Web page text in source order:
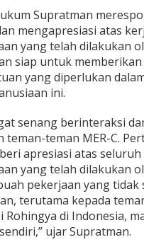
s
o
a
l
R
o
h
n
g
y
a
d
i
A
e
h
Supratman
mengapresiasi atas
yang telah dilakukan
siap untuk
yang diperlukan
ini.
senang berinteraksi
teman-teman MER-C.
apresiasi atas
yang telah dilakukan
pekerjaan yang tidak
terutama kepada
Rohingya di Indonesia,
ujar Supratman.